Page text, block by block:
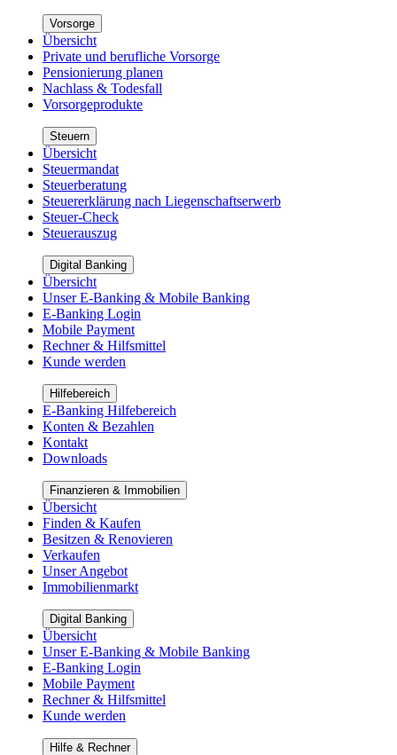
Vorsorge
Übersicht
Private und berufliche Vorsorge
Pensionierung planen
Nachlass & Todesfall
Vorsorgeprodukte
Steuern
Übersicht
Steuermandat
Steuerberatung
Steuererklärung nach Liegenschaftserwerb
Steuer-Check
Steuerauszug
Digital Banking
Übersicht
Unser E-Banking & Mobile Banking
E-Banking Login
Mobile Payment
Rechner & Hilfsmittel
Kunde werden
Hilfebereich
E-Banking Hilfebereich
Konten & Bezahlen
Kontakt
Downloads
Finanzieren & Immobilien
Übersicht
Finden & Kaufen
Besitzen & Renovieren
Verkaufen
Unser Angebot
Immobilienmarkt
Digital Banking
Übersicht
Unser E-Banking & Mobile Banking
E-Banking Login
Mobile Payment
Rechner & Hilfsmittel
Kunde werden
Hilfe & Rechner